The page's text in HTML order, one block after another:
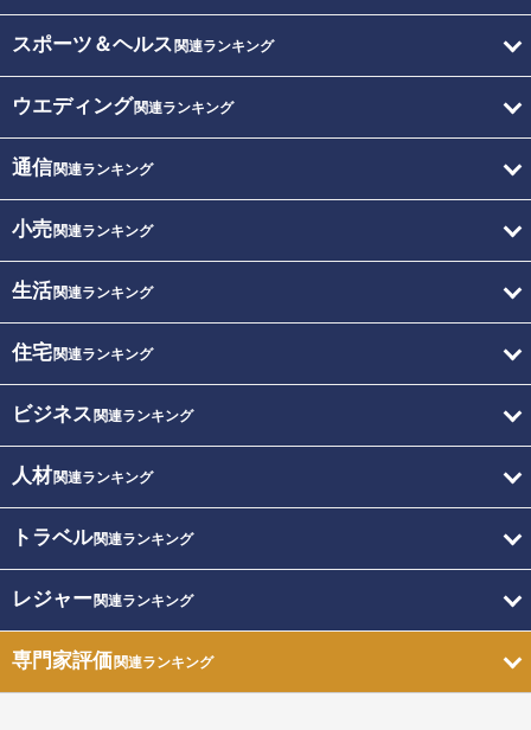
スポーツ＆ヘルス 関連ランキング
ウエディング関連ランキング
通信関連ランキング
小売関連ランキング
生活関連ランキング
住宅関連ランキング
ビジネス 関連ランキング
人材関連ランキング
トラベル関連ランキング
レジャー関連ランキング
専門家評価関連ランキング